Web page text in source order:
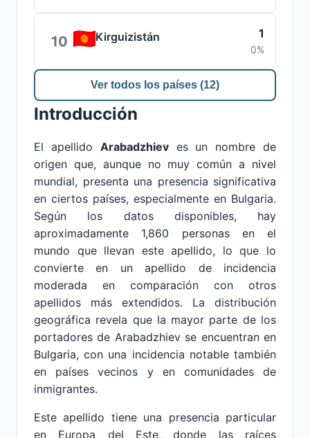
10 Kirguizistán 1
0%
Ver todos los países (12)
Introducción
El apellido Arabadzhieves un nombre de
origen que, aunque no muy común a nivel
mundial, presenta una presencia significativa
en ciertos países, especialmente en Bulgaria.
Según los datos disponibles, hay
aproximadamente 1,860 personas en el
mundo que llevan este apellido, lo que lo
convierte en un apellido de incidencia
moderada en comparación con otros
apellidos más extendidos. La distribución
geográfica revela que la mayor parte de los
portadores de Arabadzhiev se encuentran en
Bulgaria, con una incidencia notable también
en países vecinos y en comunidades de
inmigrantes.
Este apellido tiene una presencia particular
en Europa del Este, donde las raíces